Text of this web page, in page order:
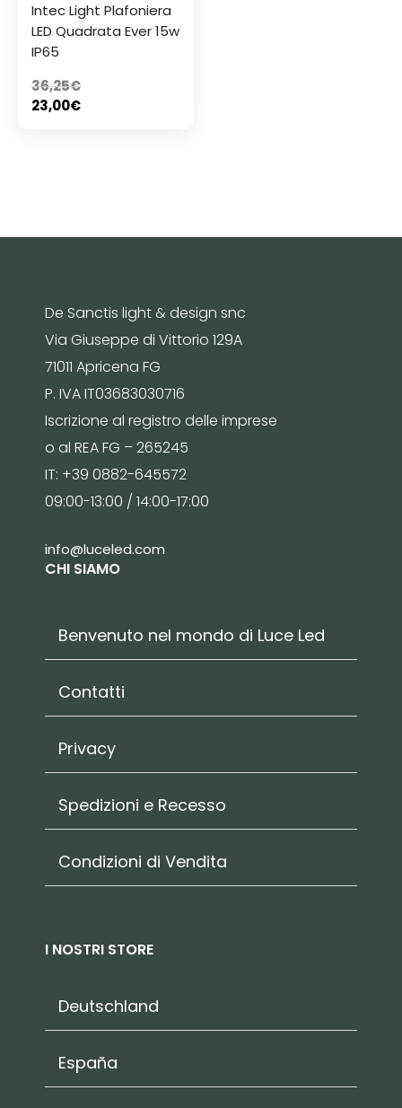
Intec Light Plafoniera
LED Quadrata Ever 15w
IP65
36,25€
23,00€
De Sanctis light & design snc
Via Giuseppe di Vittorio 129A
71011 Apricena FG
P. IVA IT03683030716
Iscrizione al registro delle imprese
o al REA FG – 265245
IT: +39 0882-645572
09:00-13:00 / 14:00-17:00
info@luceled.com
CHI SIAMO
Benvenuto nel mondo di Luce Led
Contatti
Privacy
Spedizioni e Recesso
Condizioni di Vendita
I NOSTRI STORE
Deutschland
España